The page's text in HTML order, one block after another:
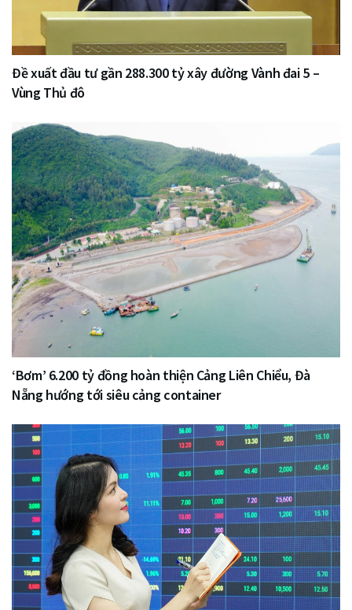
Đề xuất đầu tư gần 288.300 tỷ xây đường Vành đai 5 –
Vùng Thủ đô
‘Bơm’ 6.200 tỷ đồng hoàn thiện Cảng Liên Chiểu, Đà
Nẵng hướng tới siêu cảng container